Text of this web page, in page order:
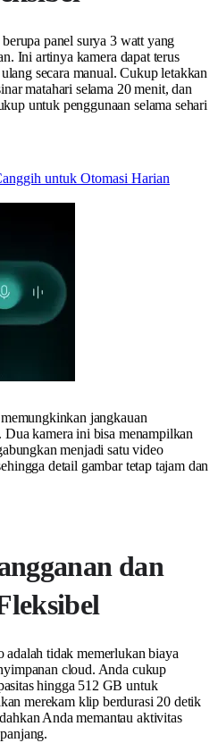
panel surya 3 watt yang
Ini artinya kamera dapat terus
secara manual. Cukup letakkan
matahari selama 20 menit, dan
untuk penggunaan selama sehari
untuk Otomasi Harian
jangkauan
Dua kamera ini bisa menampilkan
menjadi satu video
detail gambar tetap tajam dan
dan
adalah tidak memerlukan biaya
cloud. Anda cukup
hingga 512 GB untuk
merekam klip berdurasi 20 detik
Anda memantau aktivitas